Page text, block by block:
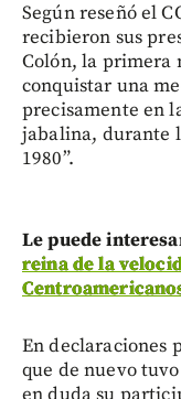
Según reseñó el
recibieron sus
Colón, la primera
conquistar una
precisamente en
jabalina, durante
1980”.
Le puede
reina de la
En declaraciones
que de nuevo